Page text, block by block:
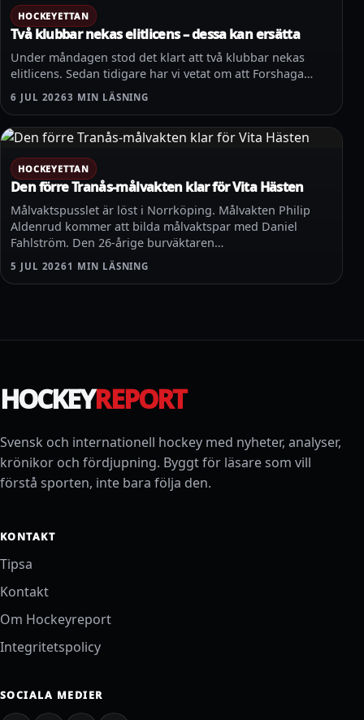
HOCKEYETTAN
Två klubbar nekas elitlicens – dessa kan ersätta
Under måndagen stod det klart att två klubbar nekas
elitlicens. Sedan tidigare har vi vetat om att Forshaga…
6 JUL 20263 MIN LÄSNING
HOCKEYETTAN
Den förre Tranås-målvakten klar för Vita Hästen
Målvaktspusslet är löst i Norrköping. Målvakten Philip
Aldenrud kommer att bilda målvaktspar med Daniel
Fahlström. Den 26-årige burväktaren…
5 JUL 2026 1 MIN LÄSNING
HOCKEYREPORT
Svensk och internationell hockey med nyheter, analyser,
krönikor och fördjupning. Byggt för läsare som vill
förstå sporten, inte bara följa den.
KONTAKT
Tipsa
Kontakt
Om Hockeyreport
Integritetspolicy
SOCIALA MEDIER